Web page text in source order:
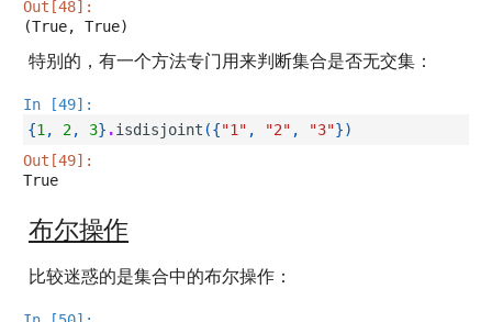
Out[48]:
(True, True)
特别的，有一个方法专门用来判断集合是否无交集：
In [49]:
{1 , 2, 3} .isdisjoint ({"1" , "2" , "3"})
Out[49]:
True
布尔操作
比较迷惑的是集合中的布尔操作：